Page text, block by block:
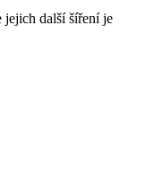
jejich další šíření je